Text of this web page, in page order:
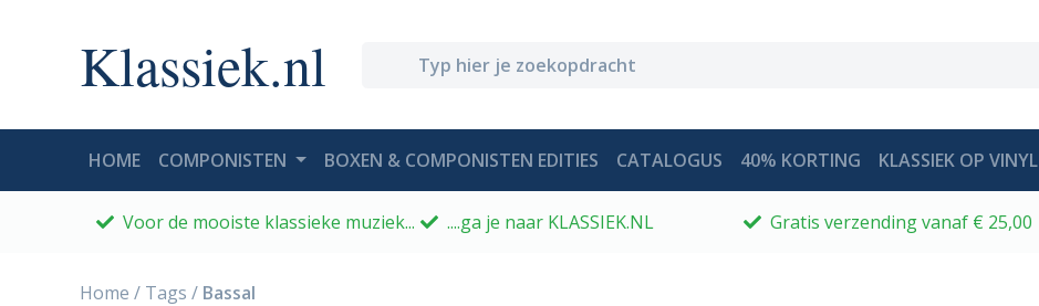
Klassiek.nl
HOME(CURRENT)
COMPONISTEN BOXEN & COMPONISTEN EDITIES CATALOGUS 40% KORTING KLASSIEK OP VINYL
Voor de mooiste klassieke muziek... ....ga je naar KLASSIEK.NL Gratis verzending vanaf € 25,00
Home / Tags / Bassal